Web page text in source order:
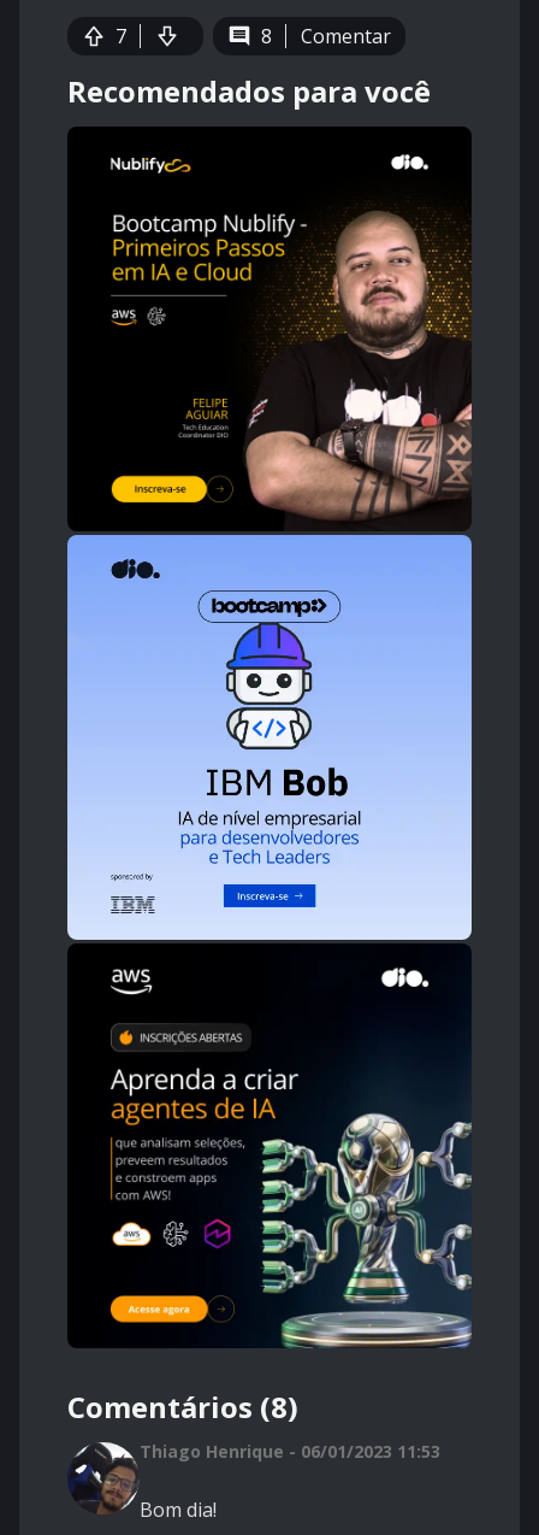
7 8 Comentar
Recomendados para você
Comentários (8)
Thiago Henrique - 06/01/2023 11:53
Bom dia!